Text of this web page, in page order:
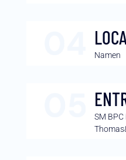
Namen
SM